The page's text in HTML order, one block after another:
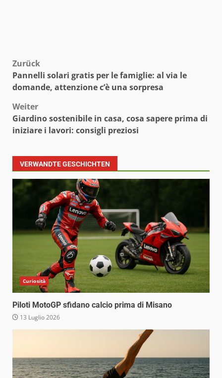
Beitragsnavigation
Zurück
Pannelli solari gratis per le famiglie: al via le
domande, attenzione c’è una sorpresa
Weiter
Giardino sostenibile in casa, cosa sapere prima di
iniziare i lavori: consigli preziosi
VERWANDTE GESCHICHTEN
Curiosità
Piloti MotoGP sfidano calcio prima di Misano
13 Luglio 2026